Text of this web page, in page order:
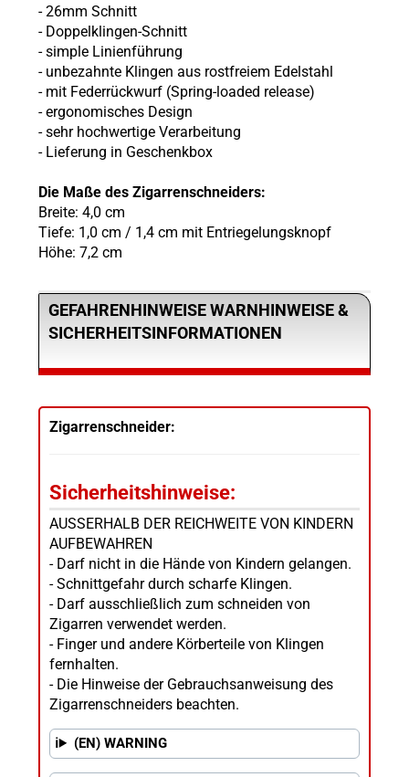
- 26mm Schnitt
- Doppelklingen-Schnitt
- simple Linienführung
- unbezahnte Klingen aus rostfreiem Edelstahl
- mit Federrückwurf (Spring-loaded release)
- ergonomisches Design
- sehr hochwertige Verarbeitung
- Lieferung in Geschenkbox
Die Maße des Zigarrenschneiders:
Breite: 4,0 cm
Tiefe: 1,0 cm / 1,4 cm mit Entriegelungsknopf
Höhe: 7,2 cm
GEFAHRENHINWEISE WARNHINWEISE &
SICHERHEITSINFORMATIONEN
Zigarrenschneider:
Sicherheitshinweise:
AUSSERHALB DER REICHWEITE VON KINDERN
AUFBEWAHREN
- Darf nicht in die Hände von Kindern gelangen.
- Schnittgefahr durch scharfe Klingen.
- Darf ausschließlich zum schneiden von
Zigarren verwendet werden.
- Finger und andere Körberteile von Klingen
fernhalten.
- Die Hinweise der Gebrauchsanweisung des
Zigarrenschneiders beachten.
(EN) WARNING